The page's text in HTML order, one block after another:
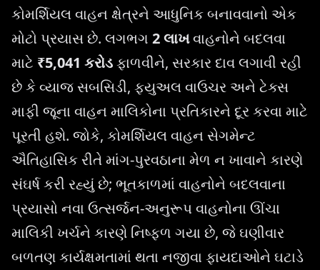
કોમર્શિયલ વાહન ક્ષેત્રને આધુનિક બનાવવાનો એક
મોટો પ્રયાસ છે. લગભગ 2 લાખવાહનોને બદલવા
માટે ₹5,041 કરોડફાળવીને, સરકાર દાવ લગાવી રહી
છે કે વ્યાજ સબસિડી, ફ્યુઅલ વાઉચર અને ટેક્સ
માફી જૂના વાહન માલિકોના પ્રતિકારને દૂર કરવા માટે
પૂરતી હશે. જોકે, કોમર્શિયલ વાહન સેગમેન્ટ
ઐતિહાસિક રીતે માંગ-પુરવઠાના મેળ ન ખાવાને કારણે
સંઘર્ષ કરી રહ્યું છે; ભૂતકાળમાં વાહનોને બદલવાના
પ્રયાસો નવા ઉત્સર્જન-અનુરૂપ વાહનોના ઊંચા
માલિકી ખર્ચને કારણે નિષ્ફળ ગયા છે, જે ઘણીવાર
બળતણ કાર્યક્ષમતામાં થતા નજીવા ફાયદાઓને ઘટાડે